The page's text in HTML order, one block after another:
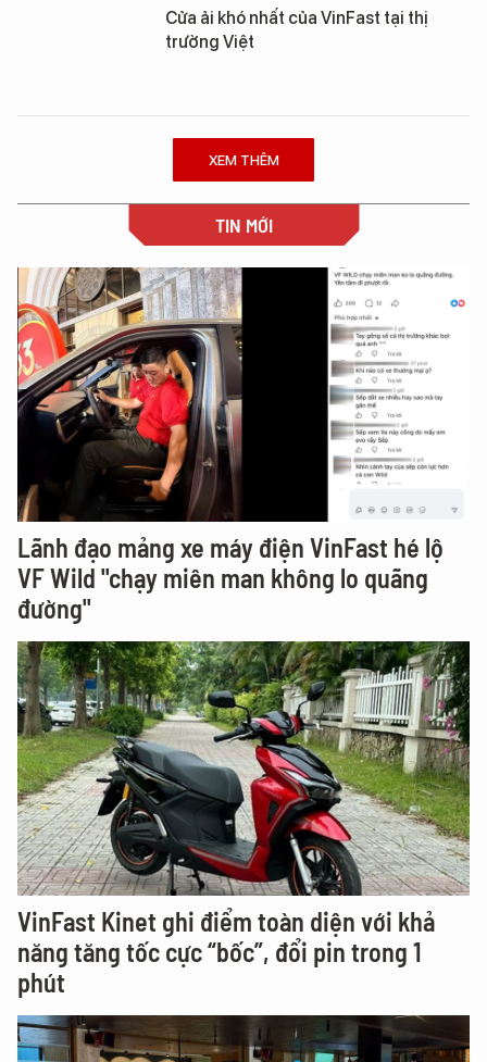
Cửa ải khó nhất của VinFast tại thị
trường Việt
XEM THÊM
TIN MỚI
Lãnh đạo mảng xe máy điện VinFast hé lộ
VF Wild "chạy miên man không lo quãng
đường"
VinFast Kinet ghi điểm toàn diện với khả
năng tăng tốc cực “bốc”, đổi pin trong 1
phút